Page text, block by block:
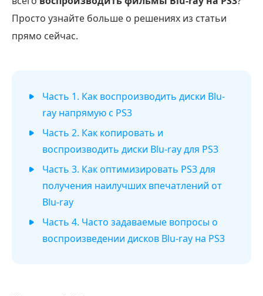
Просто узнайте больше о решениях из статьи
прямо сейчас.
Часть 1. Как воспроизводить диски Blu-
ray напрямую с PS3
Часть 2. Как копировать и
воспроизводить диски Blu-ray для PS3
Часть 3. Как оптимизировать PS3 для
получения наилучших впечатлений от
Blu-ray
Часть 4. Часто задаваемые вопросы о
воспроизведении дисков Blu-ray на PS3